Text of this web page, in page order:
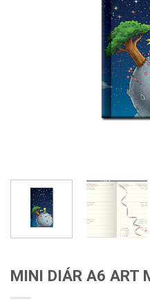
MINI DIÁR A6 ART